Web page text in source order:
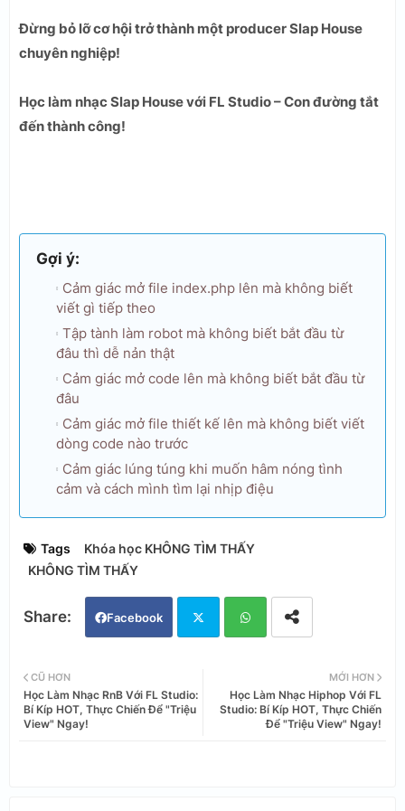
Đừng bỏ lỡ cơ hội trở thành một producer Slap House
chuyên nghiệp!
Học làm nhạc Slap House với FL Studio – Con đường tắt
đến thành công!
Gợi ý:
Cảm giác mở file index.php lên mà không biết
viết gì tiếp theo
Tập tành làm robot mà không biết bắt đầu từ
đâu thì dễ nản thật
Cảm giác mở code lên mà không biết bắt đầu từ
đâu
Cảm giác mở file thiết kế lên mà không biết viết
dòng code nào trước
Cảm giác lúng túng khi muốn hâm nóng tình
cảm và cách mình tìm lại nhịp điệu
Tags
Khóa học KHÔNG TÌM THẤY
KHÔNG TÌM THẤY
Facebook
tter ats
MỚI HƠN
Học Làm Nhạc Hiphop Với FL
Studio: Bí Kíp HOT, Thực Chiến
Để "Triệu View" Ngay!
CŨ HƠN
Học Làm Nhạc RnB Với FL Studio:
Bí Kíp HOT, Thực Chiến Để "Triệu
View" Ngay!